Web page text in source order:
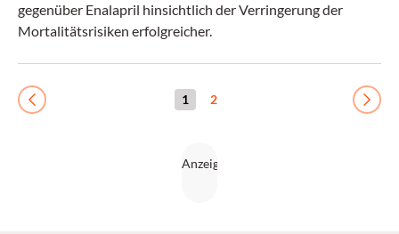
gegenüber Enalapril hinsichtlich der Verringerung der
Mortalitätsrisiken erfolgreicher.
Previous 1 2 Next